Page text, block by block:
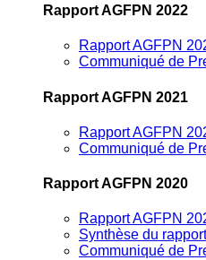
Rapport AGFPN 2022
Rapport AGFPN
Communiqué de
Rapport AGFPN 2021
Rapport AGFPN
Communiqué de
Rapport AGFPN 2020
Rapport AGFPN
Synthèse du
Communiqué de